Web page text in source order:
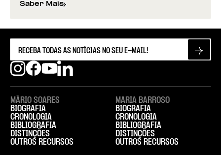
Saber Mais
sobre José Mattoso | 1933-2023
MÁRIO SOARES
BIOGRAFIA
CRONOLOGIA
BIBLIOGRAFIA
DISTINÇÕES
OUTROS RECURSOS
MARIA BARROSO
BIOGRAFIA
CRONOLOGIA
BIBLIOGRAFIA
DISTINÇÕES
OUTROS RECURSOS